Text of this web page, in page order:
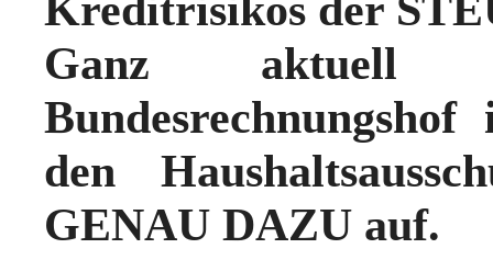
Ganz aktuell
den
GENAU DAZU auf.